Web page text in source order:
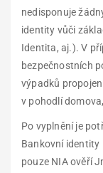
nedisponuje
identity vůči
Identita, aj.). V
bezpečnostních
výpadků
v pohodlí
Po vyplnění je
Bankovní identity
pouze NIA ověří